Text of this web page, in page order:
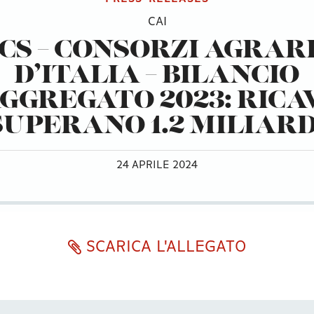
CAI
– CONSORZI
D’ITALIA – BILANCIO
2023:
1.2
24 APRILE 2024
SCARICA L'ALLEGATO